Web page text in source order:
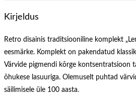
Kirjeldus
Retro disainis traditsiooniline komplekt
eesmärke. Komplekt on pakendatud
Värvide pigmendi kõrge kontsentratsioon
õhukese lasuuriga. Olemuselt puhtad
säilimisele üle 100 aasta.